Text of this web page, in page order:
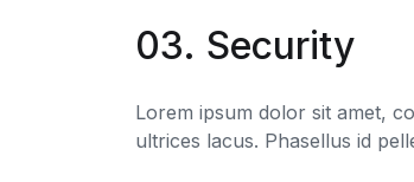
03. Security
Lorem ipsum dolor sit amet,
ultrices lacus. Phasellus id